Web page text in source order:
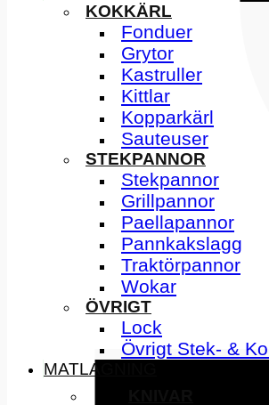
KOKKÄRL
Fonduer
Grytor
Kastruller
Kittlar
Kopparkärl
Sauteuser
STEKPANNOR
Stekpannor
Grillpannor
Paellapannor
Pannkakslagg
Traktörpannor
Wokar
ÖVRIGT
Lock
Övrigt Stek- &
MATLAGNING